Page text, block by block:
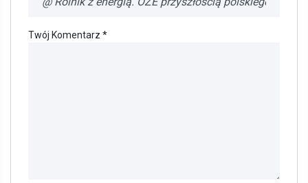
Twój Komentarz *